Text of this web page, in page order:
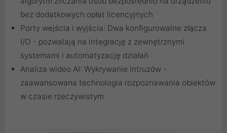
bez dodatkowych opłat licencyjnych
Porty wejścia i wyjścia: Dwa konfigurowalne złącza
I/O - pozwalają na integrację z zewnętrznymi
systemami i automatyzację działań
Analiza wideo AI: Wykrywanie intruzów -
zaawansowana technologia rozpoznawania obiektów
w czasie rzeczywistym